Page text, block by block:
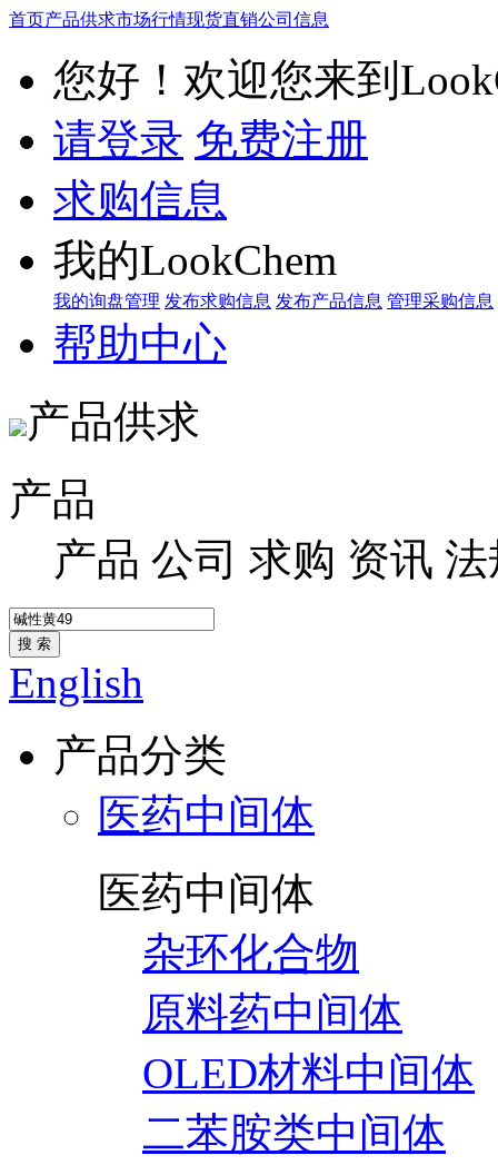
首页产品供求市场行情现货直销公司信息
您好！欢迎您来到
请登录 免费注册
求购信息
我的LookChem
我的询盘管理 发布求购信息 发布产品信息 管理采购信息
帮助中心
产品供求
产品
产品 公司 求购 资讯 法
搜 索
English
产品分类
医药中间体
医药中间体
杂环化合物
原料药中间体
OLED材料中间体
二苯胺类中间体